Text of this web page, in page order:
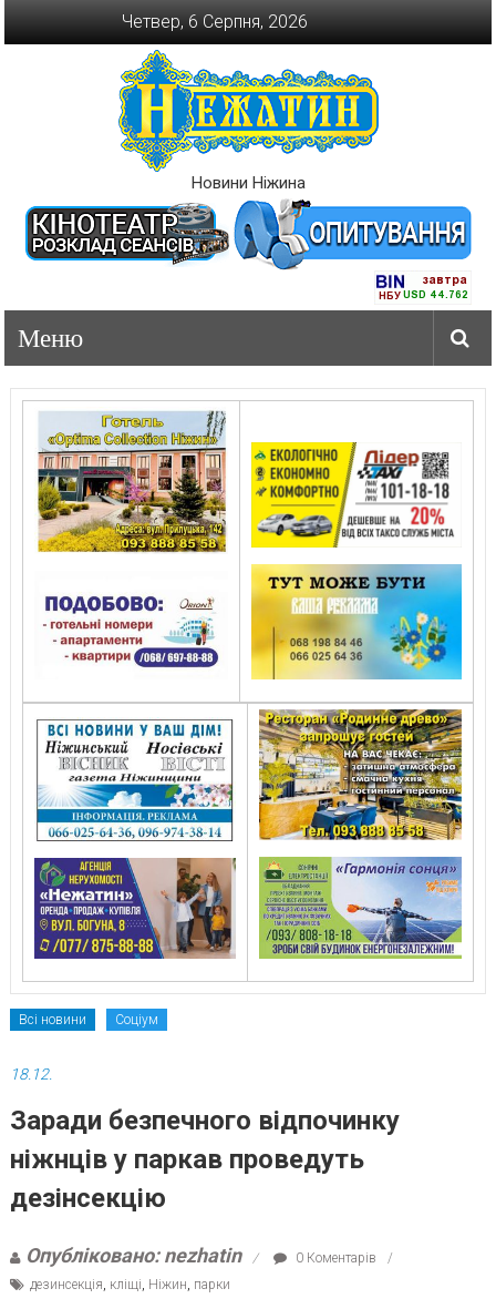
Четвер, 6 Серпня, 2026
Новини Ніжина
Всі новини Соціум
18.12.
Заради безпечного відпочинку
ніжнців у паркав проведуть
дезінсекцію
Опубліковано: nezhatin
0 Коментарів
дезинсекція, кліщі, Ніжин, парки